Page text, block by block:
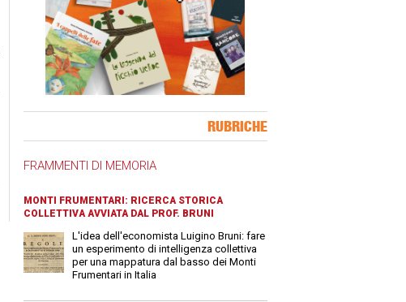
RUBRICHE
FRAMMENTI DI MEMORIA
MONTI FRUMENTARI: RICERCA STORICA
COLLETTIVA AVVIATA DAL PROF. BRUNI
L'idea dell'economista Luigino Bruni: fare
un esperimento di intelligenza collettiva
per una mappatura dal basso dei Monti
Frumentari in Italia